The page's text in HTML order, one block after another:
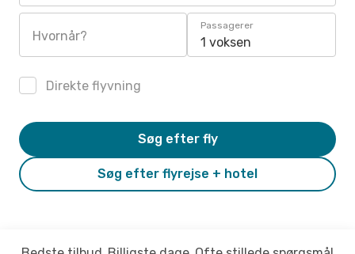
Hvornår?
Passagerer
1 voksen
Direkte flyvning
Søg efter flyrejse + hotel
Søg efter fly